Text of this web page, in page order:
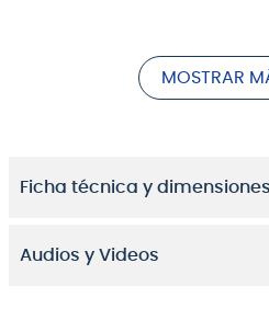
soporte Mapex SONIClear™
crujido robusto en la
MOSTRAR
Ficha técnica y dimensiones
Audios y Videos